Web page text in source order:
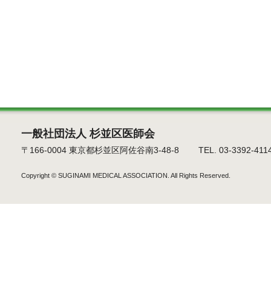
一般社団法人 杉並区医師会
〒166-0004 東京都杉並区阿佐谷南3-48-8 TEL. 03-3392-
Copyright © SUGINAMI MEDICAL ASSOCIATION. All Rights Reserved.